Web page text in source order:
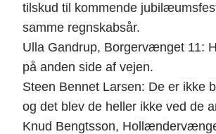
tilskud til kommende
samme regnskabsår.
Ulla Gandrup, Borgervænget 11:
på anden side af vejen.
Steen Bennet Larsen: De er ikke
og det blev de heller ikke ved de
Knud Bengtsson,